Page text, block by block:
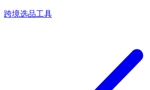
跨境选品工具